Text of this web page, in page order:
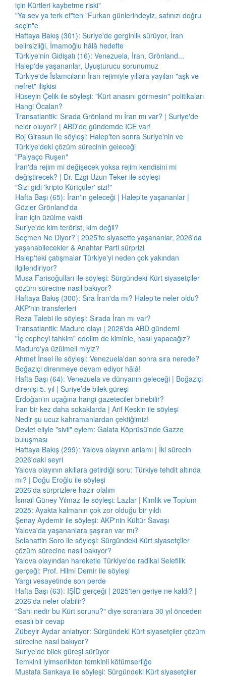
için Kürtleri kaybetme riski"
"Ya sev ya terk et"ten "Furkan günlerindeyiz, safınızı doğru
seçin"e
Haftaya Bakış (301): Suriye'de gerginlik sürüyor, İran
belirsizliği, İmamoğlu hâlâ hedefte
Türkiye'nin Gidişatı (16): Venezuela, İran, Grönland...
Halep'de yaşananlar, Uyuşturucu sorunumuz
Türkiye'de İslamcıların İran rejimiyle yıllara yayılan "aşk ve
nefret" ilişkisi
Hüseyin Çelik ile söyleşi: "Kürt anasını görmesin" politikaları
Hangi Öcalan?
Transatlantik: Sırada Grönland mı İran mı var? | Suriye'de
neler oluyor? | ABD'de gündemde ICE var!
Roj Girasun ile söyleşi: Halep'ten sonra Suriye'nin ve
Türkiye'deki çözüm sürecinin geleceği
"Palyaço Ruşen"
İran'da rejim mi değişecek yoksa rejim kendisini mi
değiştirecek? | Dr. Ezgi Uzun Teker ile söyleşi
"Sizi gidi 'kripto Kürtçüler' sizi!"
Hafta Başı (65): İran'ın geleceği | Halep'te yaşananlar |
Gözler Grönland'da
İran için üzülme vakti
Suriye'de kim terörist, kim değil?
Seçmen Ne Diyor? | 2025'te siyasette yaşananlar, 2026'da
yaşanabilecekler & Anahtar Parti sürprizi
Halep'teki çatışmalar Türkiye'yi neden çok yakından
ilgilendiriyor?
Musa Farisoğulları ile söyleşi: Sürgündeki Kürt siyasetçiler
çözüm sürecine nasıl bakıyor?
Haftaya Bakış (300): Sıra İran'da mı? Halep'te neler oldu?
AKP'nin transferleri
Reza Talebi ile söyleşi: Sırada İran mı var?
Transatlantik: Maduro olayı | 2026'da ABD gündemi
"İç cepheyi tahkim" edelim de kiminle, nasıl yapacağız?
Maduro'ya üzülmeli miyiz?
Ahmet İnsel ile söyleşi: Venezuela'dan sonra sıra nerede?
Boğaziçi direnmeye devam ediyor hâlâ!
Hafta Başı (64): Venezuela ve dünyanın geleceği | Boğaziçi
direnişi 5. yıl | Suriye’de bilek güreşi
Erdoğan'ın uçağına hangi gazeteciler binebilir?
İran bir kez daha sokaklarda | Arif Keskin ile söyleşi
Nedir şu ucuz kahramanlardan çektiğimiz!
Devlet eliyle "sivil" eylem: Galata Köprüsü'nde Gazze
buluşması
Haftaya Bakış (299): Yalova olayının anlamı | İki sürecin
2026'daki seyri
Yalova olayının akıllara getirdiği soru: Türkiye tehdit altında
mı? | Doğu Eroğlu ile söyleşi
2026'da sürprizlere hazır olalım
İsmail Güney Yılmaz ile söyleşi: Lazlar | Kimlik ve Toplum
2025: Ayakta kalmanın çok zor olduğu bir yıldı
Şenay Aydemir ile söyleşi: AKP'nin Kültür Savaşı
Yalova'da yaşananlara şaşıran var mı?
Selahattin Soro ile söyleşi: Sürgündeki Kürt siyasetçiler
çözüm sürecine nasıl bakıyor?
Yalova olayından hareketle Türkiye'de radikal Selefilik
gerçeği: Prof. Hilmi Demir ile söyleşi
Yargı vesayetinde son perde
Hafta Başı (63): IŞİD gerçeği | 2025'ten geriye ne kaldı? |
2026'da neler olabilir?
"Sahi nedir bu Kürt sorunu?" diye soranlara 30 yıl önceden
esaslı bir cevap
Zübeyir Aydar anlatıyor: Sürgündeki Kürt siyasetçiler çözüm
sürecine nasıl bakıyor?
Suriye'de bilek güreşi sürüyor
Temkinli iyimserlikten temkinli kötümserliğe
Mustafa Sarıkaya ile söyleşi: Sürgündeki Kürt siyasetçiler